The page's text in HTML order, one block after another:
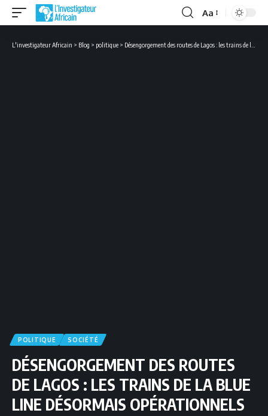
Font
Aa
L'investigateur Africain > Blog > politique > Désengorgement des routes de Lagos : les trains de la Blue Line désormais opérationnels
POLITIQUE SOCIÉTÉ
DÉSENGORGEMENT DES ROUTES
DE LAGOS : LES TRAINS DE LA BLUE
LINE DÉSORMAIS OPÉRATIONNELS